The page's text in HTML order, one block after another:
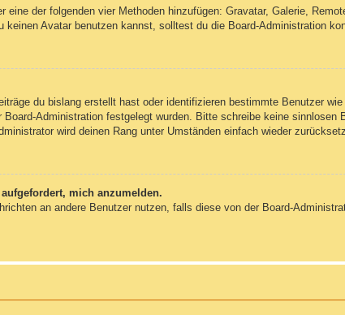
eine der folgenden vier Methoden hinzufügen: Gravatar, Galerie,
Avatar benutzen kannst, solltest du die Board-Administration
du bislang erstellt hast oder identifizieren bestimmte Benutzer
Administration festgelegt wurden. Bitte schreibe keine
wird deinen Rang unter Umständen einfach wieder
mich anzumelden.
an andere Benutzer nutzen, falls diese von der Board-